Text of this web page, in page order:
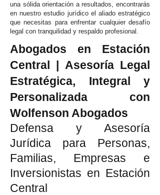
una sólida orientación a resultados, encontrarás
en nuestro estudio jurídico el aliado estratégico
que necesitas para enfrentar cualquier desafío
legal con tranquilidad y respaldo profesional.
Abogados en Estación
Central | Asesoría Legal
Estratégica, Integral y
Personalizada con
Wolfenson Abogados
Defensa y Asesoría
Jurídica para Personas,
Familias, Empresas e
Inversionistas en Estación
Central